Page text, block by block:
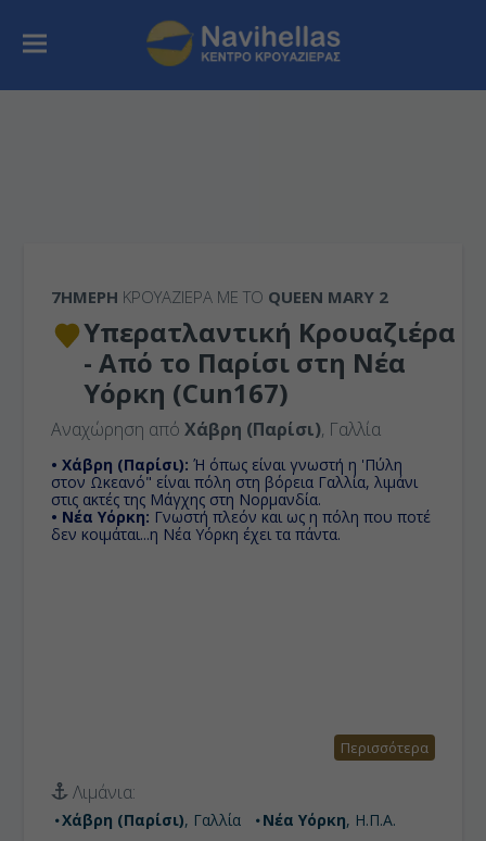
7ΉΜΕΡΗ ΚΡΟΥΑΖΙΕΡΑ ΜΕ ΤΟ QUEEN MARY 2
Υπερατλαντική Κρουαζιέρα
- Από το Παρίσι στη Νέα
Υόρκη (Cun167)
Αναχώρηση απόΧάβρη (Παρίσι), Γαλλία
• Χάβρη (Παρίσι): Ή όπως είναι γνωστή η 'Πύλη
στον Ωκεανό" είναι πόλη στη βόρεια Γαλλία, λιμάνι
στις ακτές της Μάγχης στη Νορμανδία.
• Νέα Υόρκη: Γνωστή πλεόν και ως η πόλη που ποτέ
δεν κοιμάται...η Νέα Υόρκη έχει τα πάντα.
Περισσότερα
Λιμάνια:
Χάβρη (Παρίσι), Γαλλία Νέα Υόρκη, Η.Π.Α.